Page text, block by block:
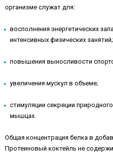
организме служат для:
восполнения энергетических
интенсивных физических занятий;
повышения выносливости
увеличения мускул в объеме;
стимуляции секреции
мышцах.
Общая концентрация белка в
Протеиновый коктейль не